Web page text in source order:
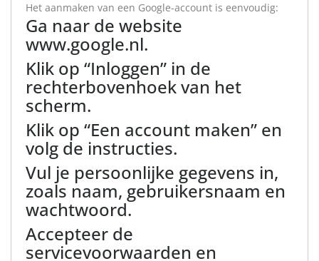
Het aanmaken van een Google-account is eenvoudig:
Ga naar de website
www.google.nl.
Klik op “Inloggen” in de
rechterbovenhoek van het
scherm.
Klik op “Een account maken” en
volg de instructies.
Vul je persoonlijke gegevens in,
zoals naam, gebruikersnaam en
wachtwoord.
Accepteer de
servicevoorwaarden en